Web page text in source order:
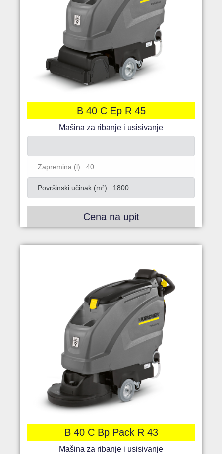
B 40 C Ep R 45
Mašina za ribanje i usisivanje
Zapremina (l) : 40
Površinski učinak (m²) : 1800
Cena na upit
B 40 C Bp Pack R 43
Mašina za ribanje i usisivanje